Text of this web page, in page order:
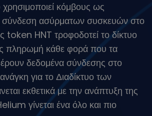
ευκαιρίες
για βέλτιστη απόδοση
κόμβους ως
ασύρματων συσκευών στο
token HNT τροφοδοτεί το δίκτυο
πληρωμή κάθε φορά που τα
δεδομένα σύνδεσης στο
για το Διαδίκτυο των
εκθετικά με την ανάπτυξη της
γίνεται ένα όλο και πιο